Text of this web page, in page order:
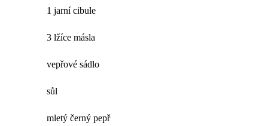
1 jarní cibule
3 lžíce másla
vepřové sádlo
sůl
mletý černý pepř